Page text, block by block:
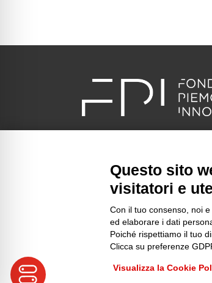
info@piemonteinnova.it
C.F.: 97634160010 P.I.:
SDI: 1N74KED
Questo sito
visitatori e
Con il tuo consenso, noi
ed elaborare i dati
Poiché rispettiamo il tuo
Clicca su preferenze
Visualizza la Cookie